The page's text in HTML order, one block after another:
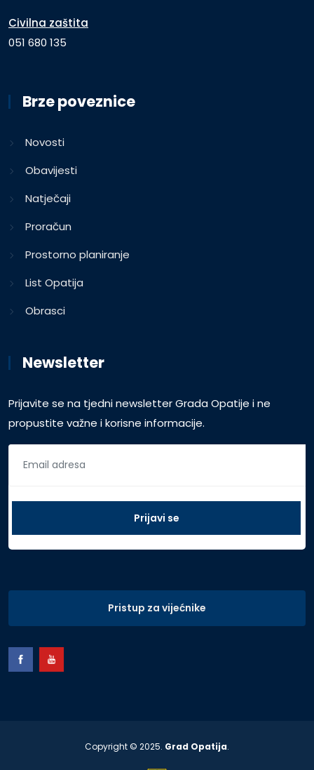
Civilna zaštita
051 680 135
Brze poveznice
Novosti
Obavijesti
Natječaji
Proračun
Prostorno planiranje
List Opatija
Obrasci
Newsletter
Prijavite se na tjedni newsletter Grada Opatije i ne
propustite važne i korisne informacije.
Pristup za vijećnike
Copyright © 2025. Grad Opatija.